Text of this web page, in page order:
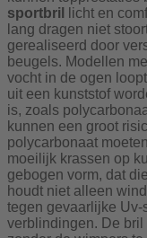
sportbril
licht en
lang dragen niet
gerealiseerd door
beugels. Modellen
vocht in de ogen
uit een kunststof
is, zoals
kunnen een groot
polycarbonaat
moeilijk krassen op
gebogen vorm, dat
houdt niet alleen
tegen gevaarlijke
verblindingen. De